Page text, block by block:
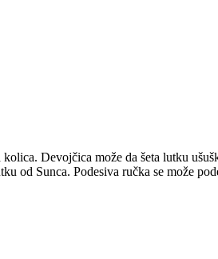
Devojčica može da šeta lutku
od Sunca. Podesiva ručka se može